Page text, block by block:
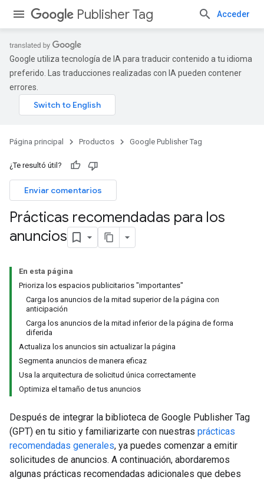
Publisher Tag Acceder
Google utiliza tecnología de IA para traducir contenido a tu idioma
preferido. Las traducciones realizadas con IA pueden contener
errores.
Página principal Productos Google Publisher Tag
¿Te resultó útil?
Enviar comentarios
Prácticas recomendadas para los
anuncios
En esta página
Prioriza los espacios publicitarios "importantes"
Carga los anuncios de la mitad superior de la página con
anticipación
Carga los anuncios de la mitad inferior de la página de forma
diferida
Actualiza los anuncios sin actualizar la página
Segmenta anuncios de manera eficaz
Usa la arquitectura de solicitud única correctamente
Optimiza el tamaño de tus anuncios
Después de integrar la biblioteca de Google Publisher Tag
(GPT) en tu sitio y familiarizarte con nuestras prácticas
recomendadas generales, ya puedes comenzar a emitir
solicitudes de anuncios. A continuación, abordaremos
algunas prácticas recomendadas adicionales que debes